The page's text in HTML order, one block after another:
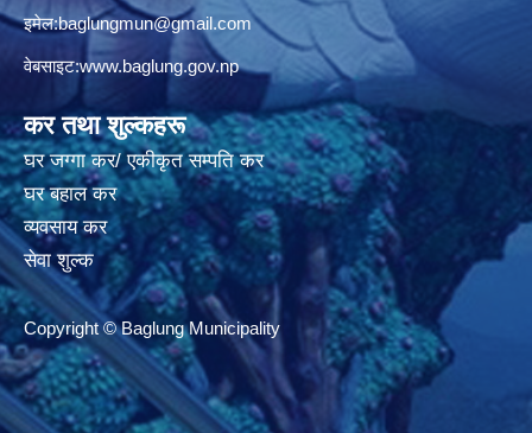
इमेल:baglungmun@gmail.com
वेबसाइट:www.baglung.gov.np
कर तथा शुल्कहरू
घर जग्गा कर/ एकीकृत सम्पति कर
घर बहाल कर
व्यवसाय कर
सेवा शुल्क
Copyright © Baglung Municipality